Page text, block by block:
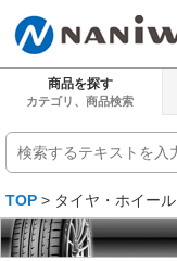
商品を探す
カテゴリ、商品検索
TOP > タイヤ・ホイール